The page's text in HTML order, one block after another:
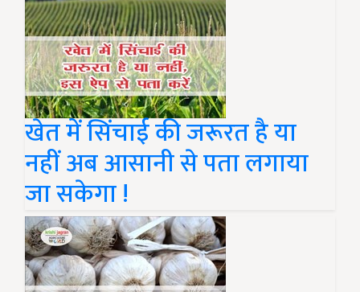
खेत में सिंचाई की जरूरत है या
नहीं अब आसानी से पता लगाया
जा सकेगा !